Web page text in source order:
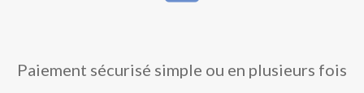
Paiement sécurisé simple ou en plusieurs fois